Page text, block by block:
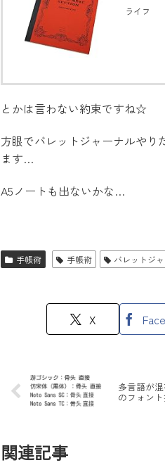
ライフ
とかは言わない約束ですね☆
方眼でバレットジャーナルや
ます…
A5ノートも出ないかな…
手帳術 手帳術 バレットジ
X
多言語が
のフォン
関連記事